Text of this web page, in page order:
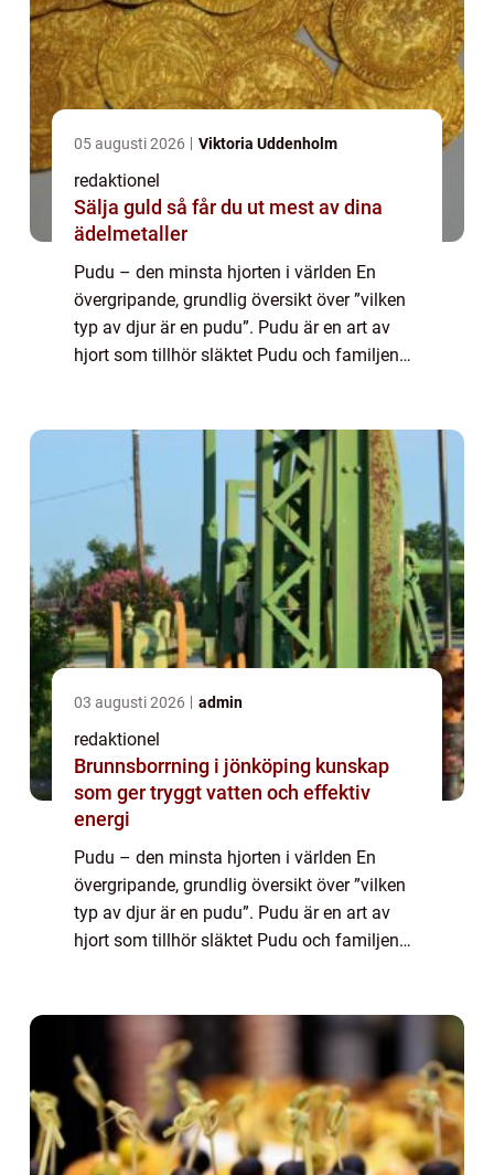
05 augusti 2026 Viktoria Uddenholm
redaktionel
Sälja guld så får du ut mest av dina
ädelmetaller
Pudu – den minsta hjorten i världen En
övergripande, grundlig översikt över ”vilken
typ av djur är en pudu”. Pudu är en art av
hjort som tillhör släktet Pudu och familjen
03 augusti 2026 admin
redaktionel
Brunnsborrning i jönköping kunskap
som ger tryggt vatten och effektiv
energi
Pudu – den minsta hjorten i världen En
övergripande, grundlig översikt över ”vilken
typ av djur är en pudu”. Pudu är en art av
hjort som tillhör släktet Pudu och familjen